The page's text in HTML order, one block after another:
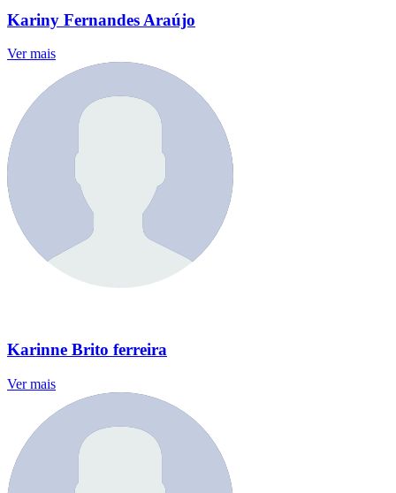
Kariny Fernandes Araújo
Ver mais
Karinne Brito ferreira
Ver mais